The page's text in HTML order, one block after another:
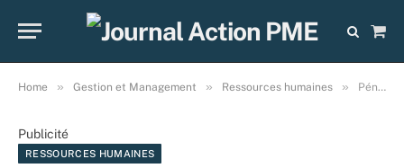
Cart
Home » Gestion et Management » Ressources humaines » Pénurie de main-d’oeuvre : comment y mettre fin au Québec?
Publicité
RESSOURCES HUMAINES